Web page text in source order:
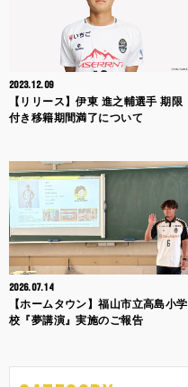
2023.12.09
【リリース】伊東 進之輔選手 期限
付き移籍期間満了について
2026.07.14
【ホームタウン】福山市立高島小学
校『夢講演』実施のご報告